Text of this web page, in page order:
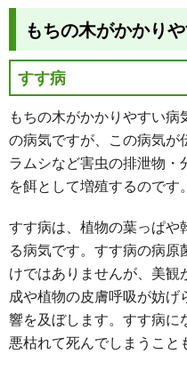
もちの木がかかり
すす病
もちの木がかかりやすい
の病気ですが、この病気
ラムシなど害虫の排泄物・
を餌として増殖するのです。
すす病は、植物の葉っぱや
る病気です。すす病の病
けではありませんが、美
成や植物の皮膚呼吸が妨
響を及ぼします。すす病
悪枯れて死んでしまうこと